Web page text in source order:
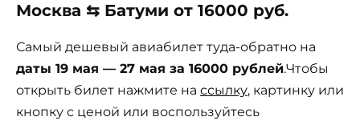
Москва ⇆ Батуми от 16000 руб.
Самый дешевый авиабилет туда-обратно на
даты 19 мая — 27 мая за 16000 рублей.Чтобы
открыть билет нажмите на ссылку, картинку или
кнопку с ценой или воспользуйтесь